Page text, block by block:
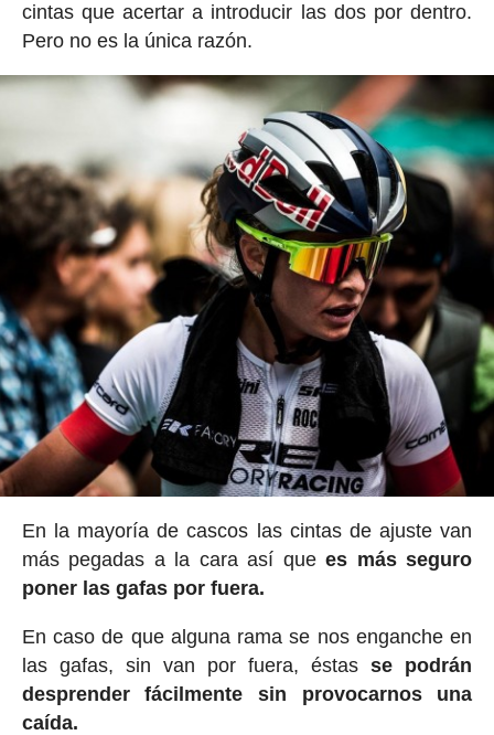
cintas que acertar a introducir las dos por dentro.
Pero no es la única razón.
En la mayoría de cascos las cintas de ajuste van
más pegadas a la cara así quees más seguro
poner las gafas por fuera.
En caso de que alguna rama se nos enganche en
las gafas, sin van por fuera, éstasse podrán
desprender fácilmente sin provocarnos una
caída.